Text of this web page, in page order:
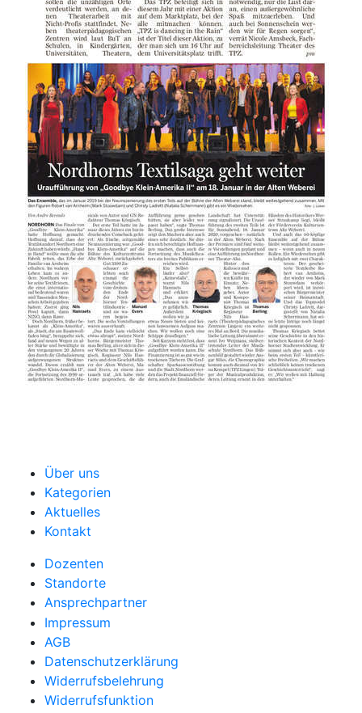
Über uns
Kategorien
Aktuelles
Kontakt
Dozenten
Standorte
Ansprechpartner
Impressum
AGB
Datenschutzerklärung
Widerrufsbelehrung
Widerrufsfunktion